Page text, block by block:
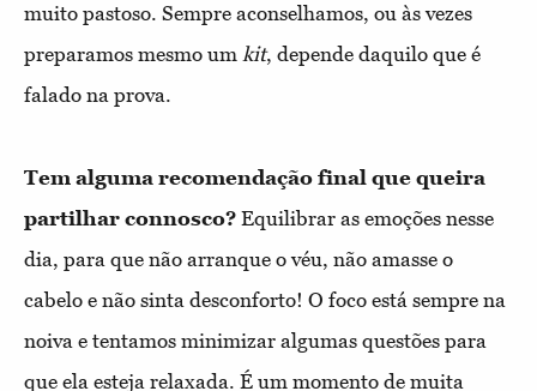
muito pastoso. Sempre aconselhamos, ou às vezes
preparamos mesmo um kit, depende daquilo que é
falado na prova.
Tem alguma recomendação final que queira
partilhar connosco? Equilibrar as emoções nesse
dia, para que não arranque o véu, não amasse o
cabelo e não sinta desconforto! O foco está sempre na
noiva e tentamos minimizar algumas questões para
que ela esteja relaxada. É um momento de muita